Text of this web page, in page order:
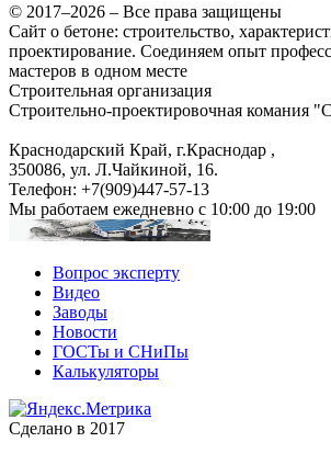
© 2017–2026 – Все права защищены
Сайт о бетоне: строительство,
проектирование. Соединяем опыт
мастеров в одном месте
Строительная организация
Строительно-проектировочная комания
Краснодарский Край, г.Краснодар ,
350086, ул. Л.Чайкиной, 16.
Телефон: +7(909)447-57-13
Мы работаем ежедневно с 10:00 до 19:00
Вопрос эксперту
Видео
Заводы
Новости
ГОСТы и СНиПы
Калькуляторы
Сделано в 2017